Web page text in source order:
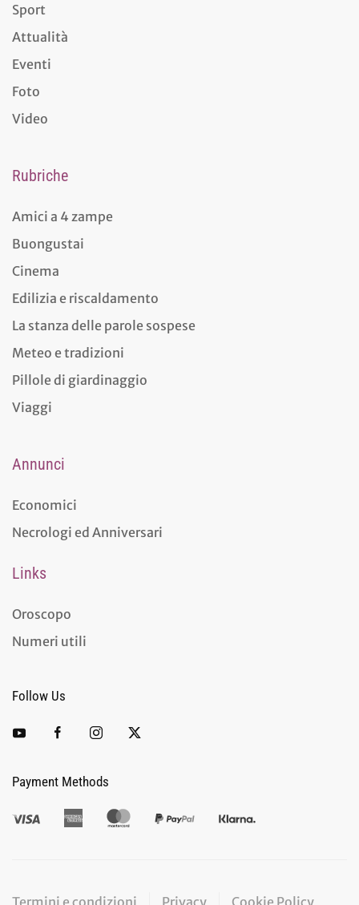
Sport
Attualità
Eventi
Foto
Video
Rubriche
Amici a 4 zampe
Buongustai
Cinema
Edilizia e riscaldamento
La stanza delle parole sospese
Meteo e tradizioni
Pillole di giardinaggio
Viaggi
Annunci
Economici
Necrologi ed Anniversari
Links
Oroscopo
Numeri utili
Follow Us
Payment Methods